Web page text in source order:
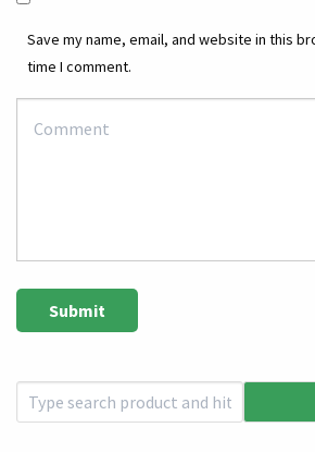
Save my name, email, and website in this
time I comment.